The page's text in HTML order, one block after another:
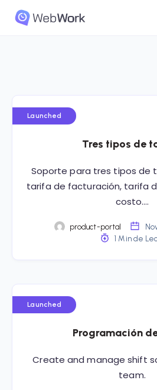
Launched
Tres tipos de
Soporte para tres tipos de
tarifa de facturación, tarifa
costo….
product-portal
1 Min de
Launched
Programación
Create and manage shift
team.